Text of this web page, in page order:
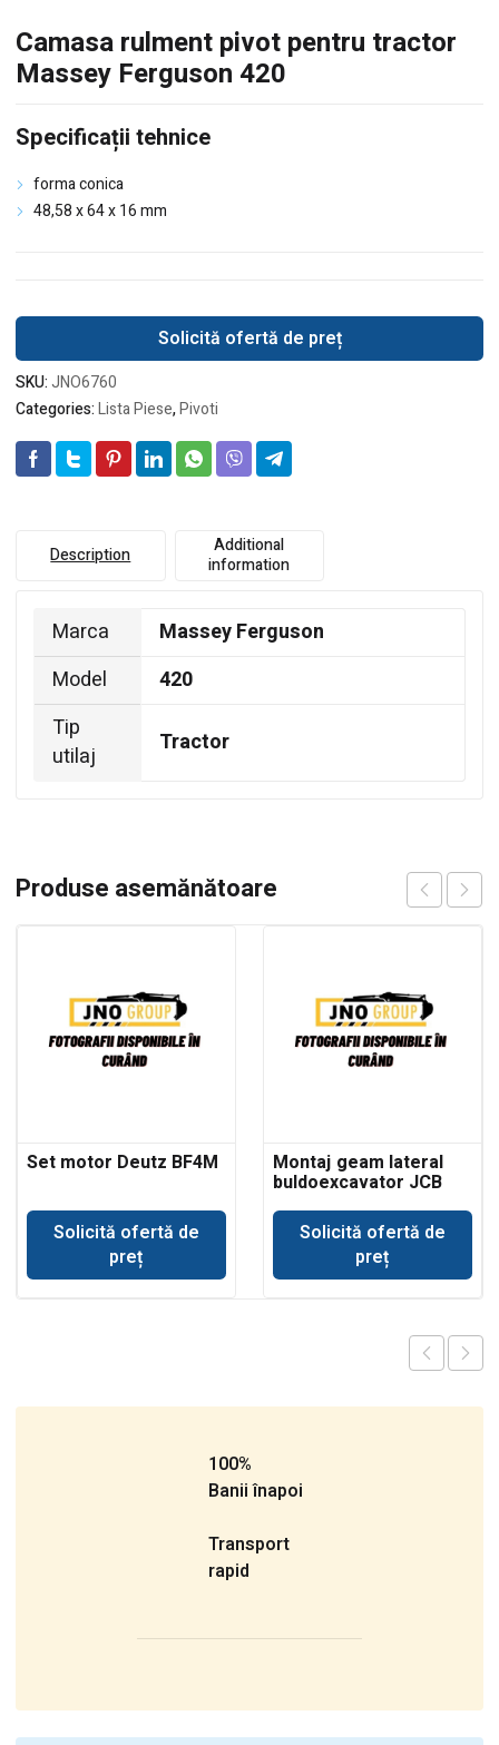
Camasa rulment pivot pentru tractor
Massey Ferguson 420
Specificații tehnice
forma conica
48,58 x 64 x 16 mm
Solicită ofertă de preț
SKU:JNO6760
Categories:Lista Piese,Pivoti
Description
Additional
information
Marca
Massey Ferguson
Model
420
Tip
utilaj
Tractor
Produse asemănătoare
Set motor Deutz BF4M
Solicită ofertă de
preț
Montaj geam lateral
buldoexcavator JCB
Solicită ofertă de
preț
100%
Banii înapoi
Transport
rapid